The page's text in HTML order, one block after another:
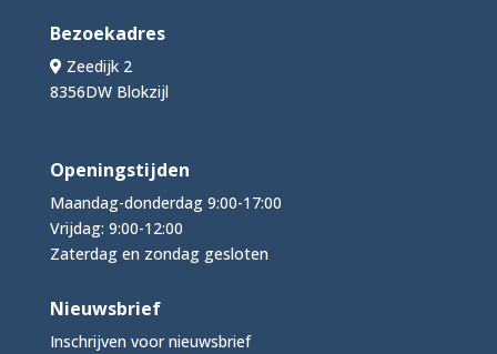
Bezoekadres
Zeedijk 2
8356DW Blokzijl
Openingstijden
Maandag-donderdag 9:00-17:00
Vrijdag: 9:00-12:00
Zaterdag en zondag gesloten
Nieuwsbrief
Inschrijven voor nieuwsbrief